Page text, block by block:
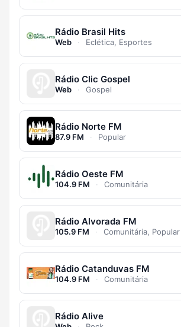
Rádio Brasil Hits
Web · Eclética, Esportes
Rádio Clic Gospel
Web · Gospel
Rádio Norte FM
87.9 FM · Popular
Rádio Oeste FM
104.9 FM · Comunitária
Rádio Alvorada FM
105.9 FM · Comunitária, Popular
Rádio Catanduvas FM
104.9 FM · Comunitária
Rádio Alive